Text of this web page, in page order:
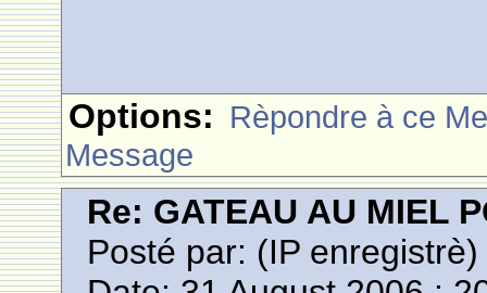
Options: Rèpondre à ce
Message
Re: GATEAU AU MIEL
Posté par: (IP enregistrè)